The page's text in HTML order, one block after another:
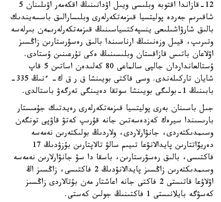
12-قازاندا اقتوبە وبلىسى ويىل اۋدانىنىڭ اقكەمەر اۋىلىنان 5
شاقىرىم جەردە پوليتسيا قىزمەتكەرلەرى وبلىسارالىق باسسەيندىك
بالىق شارۋاشىلىعى ينسپەكتسياسىنىڭ قىزمەتكەرلەرىمەن بىرلەسە
وتىرىپ، قيىل وزەنىنىڭ ارناسىندا بالىق رەسۋرستارىن زاڭسىز
اۋلاعان باتىس قازاقستان وبلىسىنىڭ ەكى تۇرعىنىن ۇستادى.
ۇستالعانداردان جالپى سالماعى 80 كەلىدەن اساتىن 5 قاپ
شايان تاركىلەندى. وسى فاكتى بويىنشا ق ر ق ك- ءنىڭ 335-
بابىنىڭ 1-بولىگى بويىنشا سوتقا دەيىنگى تەرگەۋ باستالدى.
جىل باسىنان بەرى پوليتسيا قىزمەتكەرلەرى رەيدتىك جۇمىستار
بارىسىندا سيرەك كەزدەسەتىن جانە قۇرىپ كەتۋ قاۋپى تونگەن
وسىمدىكتەردى، جانۋارلاردى، ولاردىڭ بولىكتەرىن نەمەسە
دەريۆاتتارىن پايدالانۋعا تىيىم سالۋ تالاپتارىن بۇزۋدىڭ 17
فاكتىسى، بالىق رەسۋرستارىن، باسقا دا سۋ جانۋارلارىن نەمەسە
وسىمدىكتەرىن زاڭسىز پايدالانۋدىڭ 2 فاكتىسى، زاڭسىز اڭ
اۋلاۋعا قاتىستى 2 فاكتى جانە اعاشتار مەن بۇتالاردى زاڭسىز
كەسۋگە بايلانىستى 1 فاكتىنىڭ جولىن كەستى.